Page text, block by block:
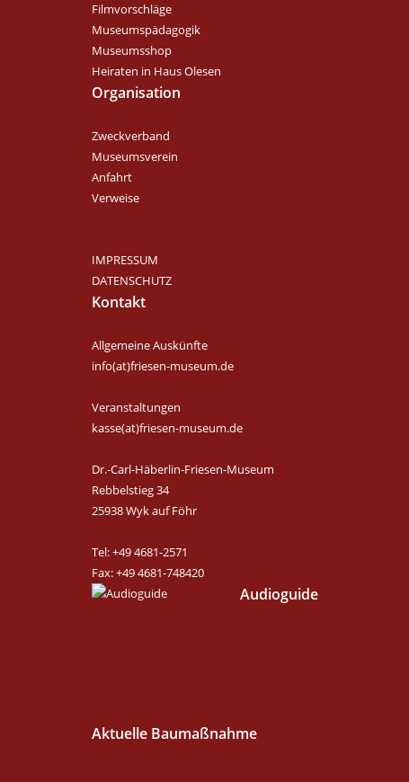
Filmvorschläge
Museumspädagogik
Museumsshop
Heiraten in Haus Olesen
Organisation
Zweckverband
Museumsverein
Anfahrt
Verweise
IMPRESSUM
DATENSCHUTZ
Kontakt
Allgemeine Auskünfte
info(at)friesen-museum.de
Veranstaltungen
kasse(at)friesen-museum.de
Dr.-Carl-Häberlin-Friesen-Museum
Rebbelstieg 34
25938 Wyk auf Föhr
Tel: +49 4681-2571
Fax: +49 4681-748420
Audioguide
Aktuelle Baumaßnahme